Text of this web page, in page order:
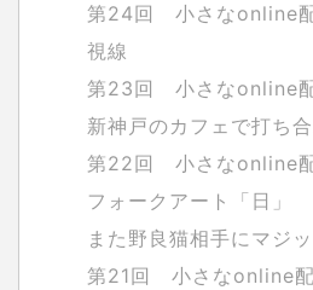
第24回 小さなonline
視線
第23回 小さなonline
新神戸のカフェで打ち
第22回 小さなonline
フォークアート「日」
また野良猫相手にマジ
第21回 小さなonline